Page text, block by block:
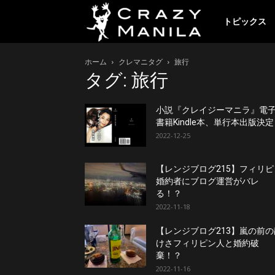
イ
マ
トピックス
ホーム クレマニタグ 旅行
タグ: 旅行
小説『クレイジーマニラ』電
書籍Kindle本、単行本出版決
2022-12-25
【レンジブログ215】フィリ
婚約者にブログ運営がバレ
る！？
2022-11-18
【レンジブログ213】嵐の前
けさフィリピン人と婚約破
棄！？
2022-11-16